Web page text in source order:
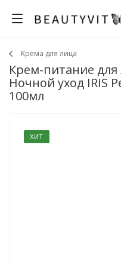
Крема для лица
Крем-питание для
Ночной уход IRIS
100мл
ХИТ